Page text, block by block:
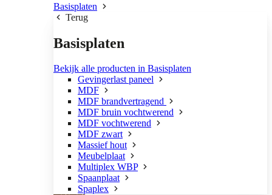
Basisplaten
Terug
Basisplaten
Bekijk alle producten in Basisplaten
Gevingerlast paneel
MDF
MDF brandvertragend
MDF bruin vochtwerend
MDF vochtwerend
MDF zwart
Massief hout
Meubelplaat
Multiplex WBP
Spaanplaat
Spaplex